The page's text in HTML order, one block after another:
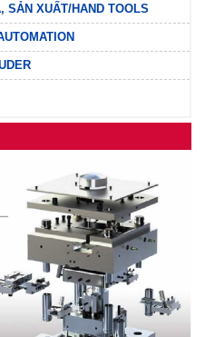
SẢN XUẤT/HAND TOOLS